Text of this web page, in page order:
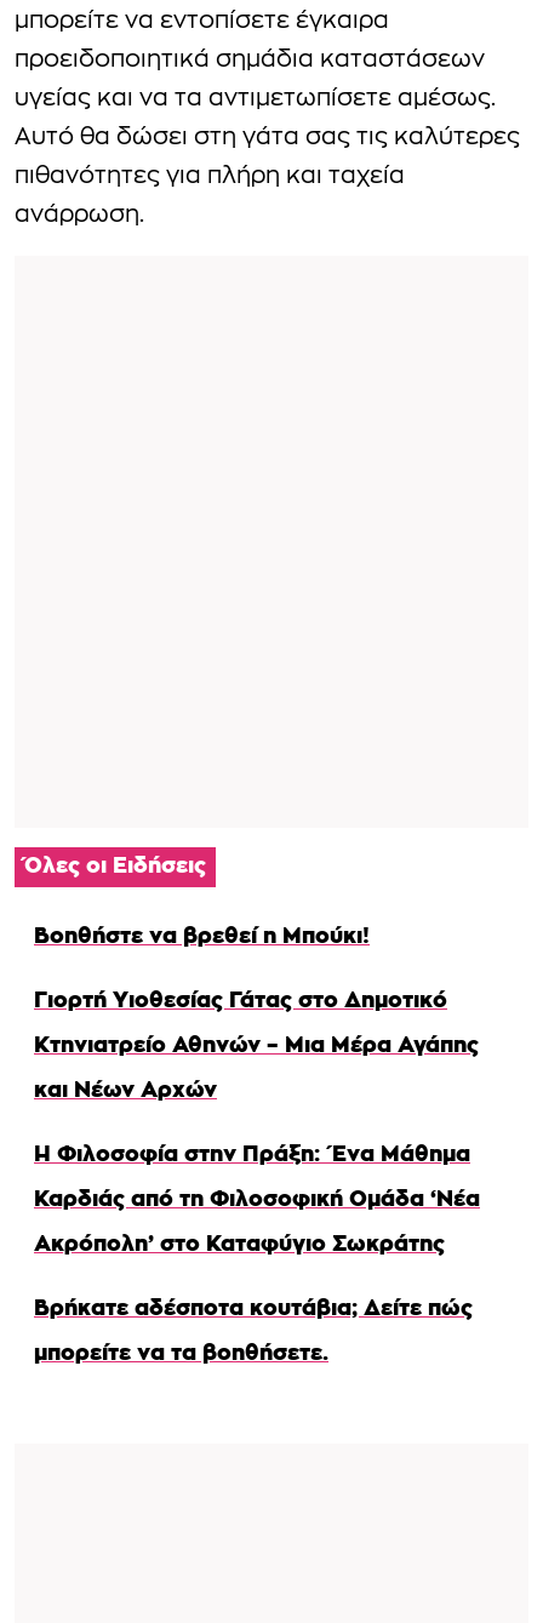
μπορείτε να εντοπίσετε έγκαιρα
προειδοποιητικά σημάδια καταστάσεων
υγείας και να τα αντιμετωπίσετε αμέσως.
Αυτό θα δώσει στη γάτα σας τις καλύτερες
πιθανότητες για πλήρη και ταχεία
ανάρρωση.
Όλες οι Ειδήσεις
Βοηθήστε να βρεθεί η Μπούκι!
Γιορτή Υιοθεσίας Γάτας στο Δημοτικό
Κτηνιατρείο Αθηνών – Μια Μέρα Αγάπης
και Νέων Αρχών
Η Φιλοσοφία στην Πράξη: Ένα Μάθημα
Καρδιάς από τη Φιλοσοφική Ομάδα ‘Νέα
Ακρόπολη’ στο Καταφύγιο Σωκράτης
Βρήκατε αδέσποτα κουτάβια; Δείτε πώς
μπορείτε να τα βοηθήσετε.